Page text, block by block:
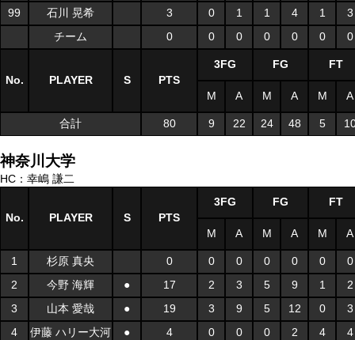
99
石川 晃希 3 0 1 1 4 1
3
チーム
0 0 0 0 0 0 0
No. PLAYER S PTS
3FG FG FT
M A M A M A
合計 80 9 22 24 48 5
神奈川大学
HC：幸嶋 謙二
No. PLAYER S PTS
3FG FG FT
M A M A M A
1 杉原 真央 0 0 0 0 0 0
0
2
今野 海輝 ● 17 2 3 5 9 1
2
3
山本 愛哉 ● 19 3 9 5 12 0
3
4
伊藤 ハリー大河 ● 4 0 0 0 2 4
4